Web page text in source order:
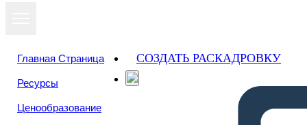
Главная Страница
Ресурсы
Ценообразование
СОЗДАТЬ РАСКАДРОВКУ